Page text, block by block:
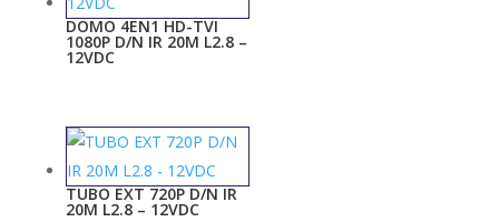
DOMO 4EN1 HD-TVI
1080P D/N IR 20M L2.8 –
12VDC
TUBO EXT 720P D/N IR
20M L2.8 – 12VDC